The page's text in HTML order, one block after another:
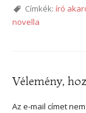
Címkék: író
novella
Vélemény,
Az e-mail címet